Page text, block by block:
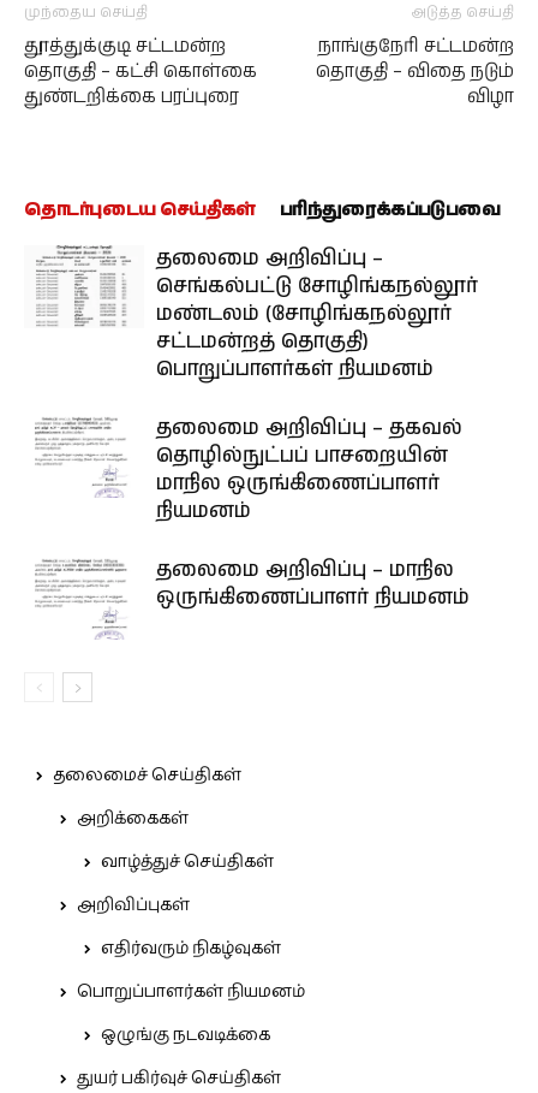
முந்தைய செய்தி
தூத்துக்குடி சட்டமன்ற
தொகுதி – கட்சி கொள்கை
துண்டறிக்கை பரப்புரை
அடுத்த செய்தி
நாங்குநேரி சட்டமன்ற
தொகுதி – விதை நடும்
விழா
தொடர்புடைய செய்திகள் பரிந்துரைக்கப்படுபவை
தலைமை அறிவிப்பு –
செங்கல்பட்டு சோழிங்கநல்லூர்
மண்டலம் (சோழிங்கநல்லூர்
சட்டமன்றத் தொகுதி)
பொறுப்பாளர்கள் நியமனம்
தலைமை அறிவிப்பு – தகவல்
தொழில்நுட்பப் பாசறையின்
மாநில ஒருங்கிணைப்பாளர்
நியமனம்
தலைமை அறிவிப்பு – மாநில
ஒருங்கிணைப்பாளர் நியமனம்
தலைமைச் செய்திகள்
அறிக்கைகள்
வாழ்த்துச் செய்திகள்
அறிவிப்புகள்
எதிர்வரும் நிகழ்வுகள்
பொறுப்பாளர்கள் நியமனம்
ஒழுங்கு நடவடிக்கை
துயர் பகிர்வுச் செய்திகள்